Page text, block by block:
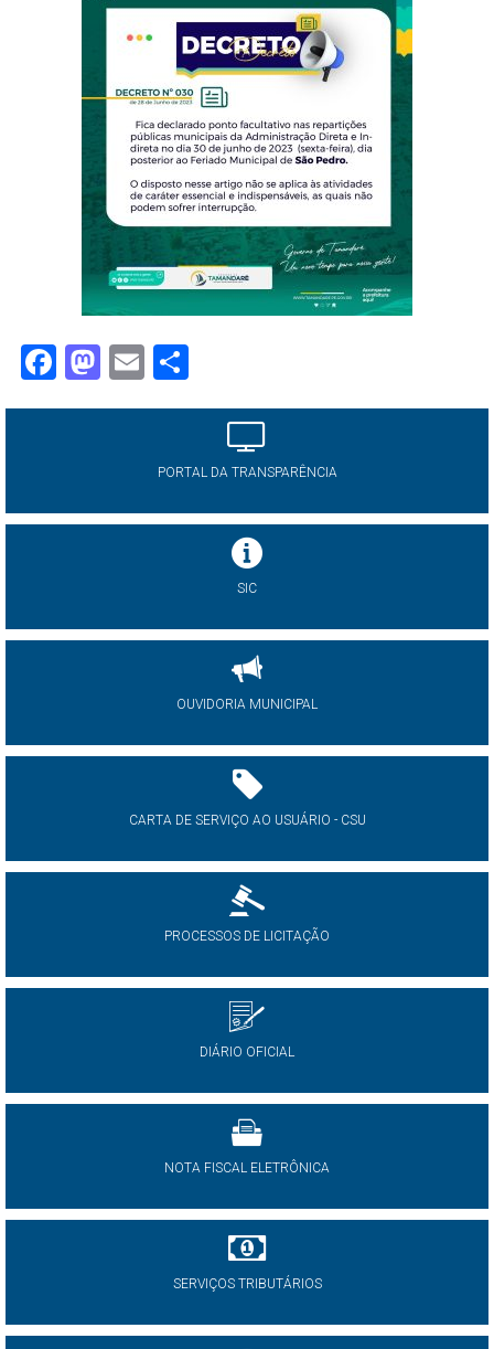
Facebook
Mastodon
Email
PORTAL DA TRANSPARÊNCIA
SIC
OUVIDORIA MUNICIPAL
CARTA DE SERVIÇO AO USUÁRIO - CSU
PROCESSOS DE LICITAÇÃO
DIÁRIO OFICIAL
NOTA FISCAL ELETRÔNICA
SERVIÇOS TRIBUTÁRIOS